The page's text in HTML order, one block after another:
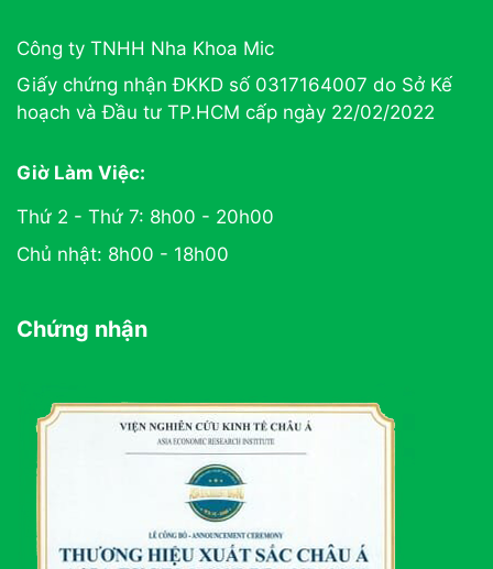
Công ty TNHH Nha Khoa Mic
Giấy chứng nhận ĐKKD số 0317164007 do Sở Kế
hoạch và Đầu tư TP.HCM cấp ngày 22/02/2022
Giờ Làm Việc:
Thứ 2 - Thứ 7: 8h00 - 20h00
Chủ nhật: 8h00 - 18h00
Chứng nhận